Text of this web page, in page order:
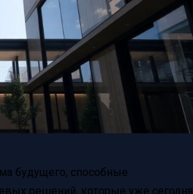
будущего, способные
решений, которые уже сегодня